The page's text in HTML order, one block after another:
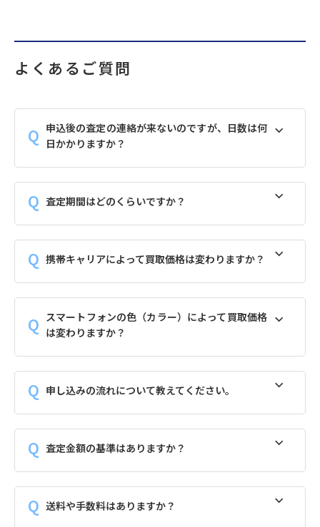
よくあるご質問
申込後の査定の連絡が来ないのですが、日数は何
日かかりますか？
査定期間はどのくらいですか？
携帯キャリアによって買取価格は変わりますか？
スマートフォンの色（カラー）によって買取価格
は変わりますか？
申し込みの流れについて教えてください。
査定金額の基準はありますか？
送料や手数料はありますか？